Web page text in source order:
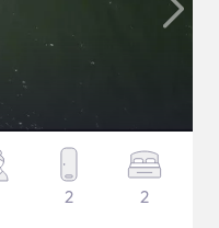
2 2